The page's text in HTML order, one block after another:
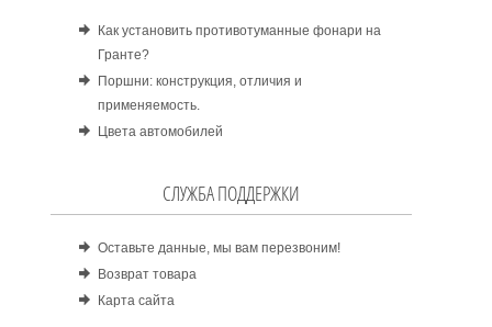
Как установить противотуманные фонари на
Гранте?
Поршни: конструкция, отличия и
применяемость.
Цвета автомобилей
СЛУЖБА ПОДДЕРЖКИ
Оставьте данные, мы вам перезвоним!
Возврат товара
Карта сайта